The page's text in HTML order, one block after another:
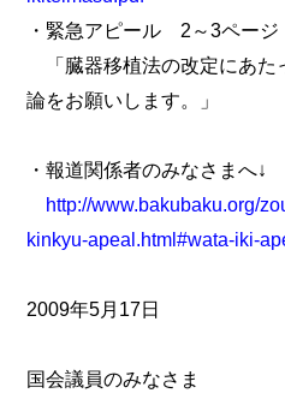
・緊急アピール 2～3ページ
「臓器移植法の改定にあた
論をお願いします。」
・報道関係者のみなさまへ↓
http://www.bakubaku.org/
kinkyu-apeal.html#wata-iki-
2009年5月17日
国会議員のみなさま